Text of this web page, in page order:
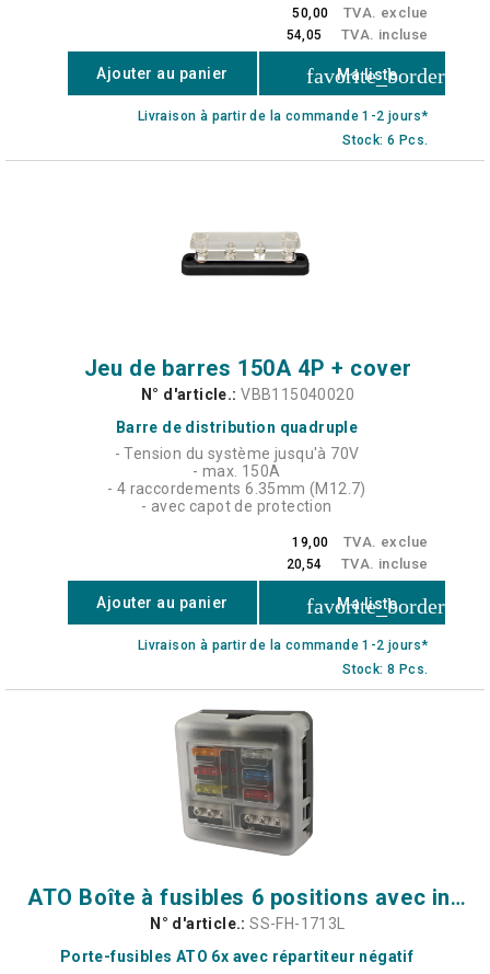
50,00 TVA. exclue
54,05 TVA. incluse
Ajouter au panier favorite_border
Ma liste
Livraison à partir de la commande 1-2 jours*
Stock: 6 Pcs.
Jeu de barres 150A 4P + cover
N° d'article.: VBB115040020
Barre de distribution quadruple
- Tension du système jusqu'à 70V
- max. 150A
- 4 raccordements 6.35mm (M12.7)
- avec capot de protection
19,00 TVA. exclue
20,54 TVA. incluse
Ajouter au panier favorite_border
Ma liste
Livraison à partir de la commande 1-2 jours*
Stock: 8 Pcs.
ATO Boîte à fusibles 6 positions avec indicateur de panne LED
N° d'article.: SS-FH-1713L
Porte-fusibles ATO 6x avec répartiteur négatif